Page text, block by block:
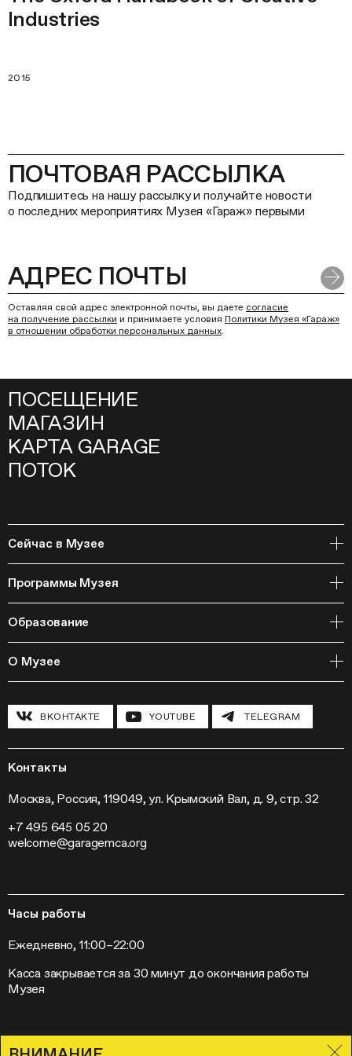
Industries
2015
ПОЧТОВАЯ РАССЫЛКА
Подпишитесь на нашу рассылку и получайте новости
о последних мероприятиях Музея «Гараж» первыми
Оставляя свой адрес электронной почты, вы даете согласие
на получение рассылки и принимаете условия Политики Музея «Гараж»
в отношении обработки персональных данных.
ПОСЕЩЕНИЕ
МАГАЗИН
КАРТА GARAGE
ПОТОК
Сейчас в Музее
События
Программы Музея
Библиотека
Издательская программа
Мастерские
Полевые исследования
Инклюзивные программы
Конференции
Программа «Новые медиа»
Кинопрограмма
Выставки
Слет институций современного искусства
Образование
Курсы
Циклы лекций
О Музее
Павильон «Шестигранник»
Хроника Музея «Гараж»
Новости
Пресса
Контакты
ВКОНТАКТЕ YOUTUBE TELEGRAM
Контакты
Москва, Россия, 119049, ул. Крымский Вал, д. 9, стр. 32
+7 495 645 05 20
welcome@garagemca.org
Часы работы
Ежедневно, 11:00–22:00
Касса закрывается за 30 минут до окончания работы
Музея